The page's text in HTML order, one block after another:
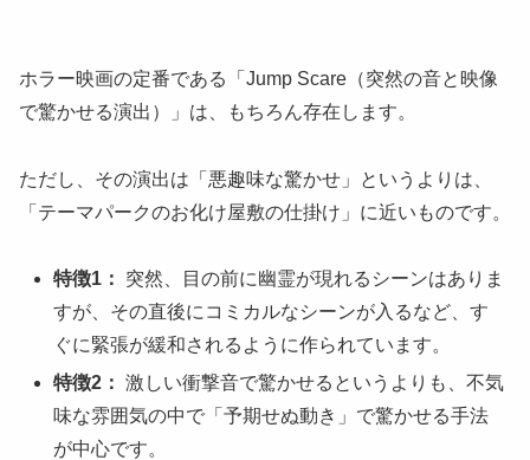
ホラー映画の定番である「Jump Scare（突然の音と映像
で驚かせる演出）」は、もちろん存在します。
ただし、その演出は「悪趣味な驚かせ」というよりは、
「テーマパークのお化け屋敷の仕掛け」に近いものです。
特徴1：
突然、目の前に幽霊が現れるシーンはありま
すが、その直後にコミカルなシーンが入るなど、す
ぐに緊張が緩和されるように作られています。
特徴2： 激しい衝撃音で驚かせるというよりも、不気
味な雰囲気の中で「予期せぬ動き」で驚かせる手法
が中心です。